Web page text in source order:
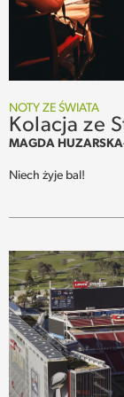
NOTY ZE ŚWIATA
Kolacja ze
MAGDA
Niech żyje bal!